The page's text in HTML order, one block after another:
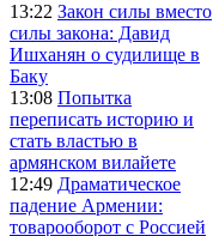
13:22 Закон силы вместо
силы закона: Давид
Ишханян о судилище в
Баку
13:08 Попытка
переписать историю и
стать властью в
армянском вилайете
12:49 Драматическое
падение Армении:
товарооборот с Россией